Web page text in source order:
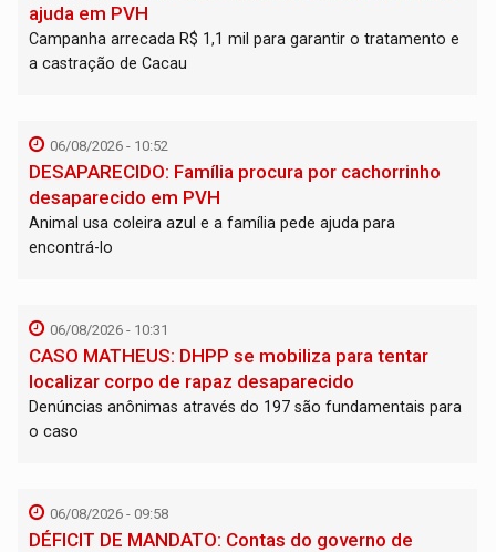
ajuda em PVH
Campanha arrecada R$ 1,1 mil para garantir o tratamento e
a castração de Cacau
06/08/2026 - 10:52
DESAPARECIDO: Família procura por cachorrinho
desaparecido em PVH
Animal usa coleira azul e a família pede ajuda para
encontrá-lo
06/08/2026 - 10:31
CASO MATHEUS: DHPP se mobiliza para tentar
localizar corpo de rapaz desaparecido
Denúncias anônimas através do 197 são fundamentais para
o caso
06/08/2026 - 09:58
DÉFICIT DE MANDATO: Contas do governo de